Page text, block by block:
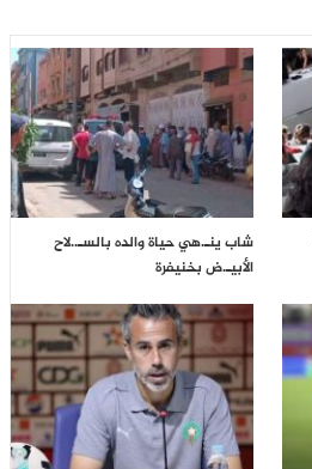
شاب ينـ.هي حياة والده بالسـ..لاح
الأبيـ.ض بخنيفرة